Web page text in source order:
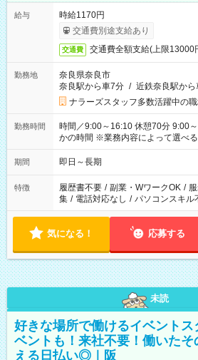
給与
時給1170円
交通費別途支給あり
交通費 交通費全額支給(上限13000
勤務地
奈良県奈良市
奈良駅から車7分 / 近鉄奈良駅から
ナラーズスタッフ多数活躍中の
勤務時間
時間／9:00～16:10 休憩70分 9:00
かの時間 ※業務内容によって選べる時間
日～長期安定 スタート日は相談可能！ 勤務日／月～金の
～でOK！
期間 即日～長期
特徴 履歴書不要 / 副業・WワークOK /
集 / 電話対応なし / パソコンスキル
気になる！ 応募する
未読
好きな場所で働けるイベント
ベントも！来社不要！働いたそ
える日払い◎｜阪